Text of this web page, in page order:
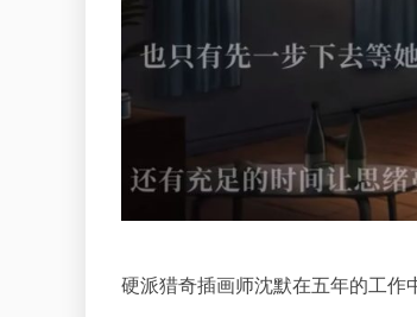
硬派猎奇插画师沈默在五年的工作